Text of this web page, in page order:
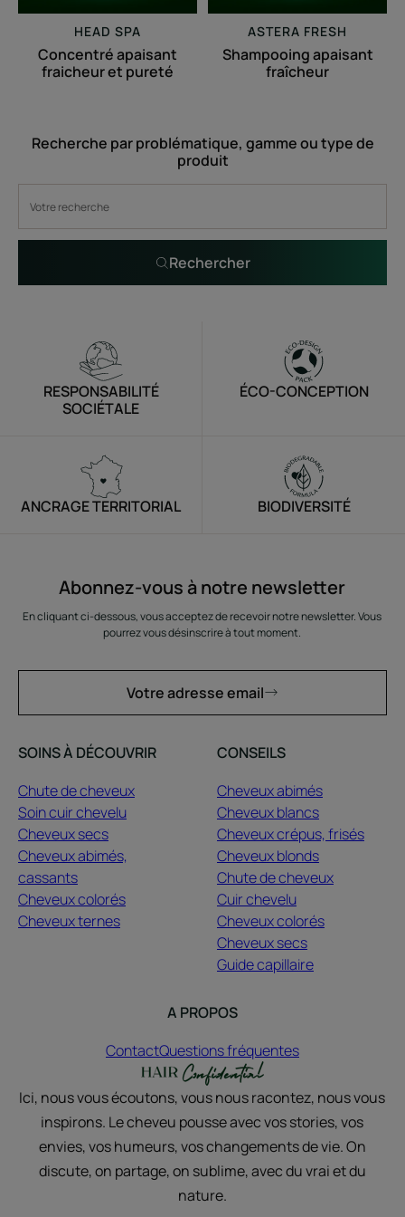
HEAD SPA
Concentré apaisant
fraicheur et pureté
ASTERA FRESH
Shampooing apaisant
fraîcheur
Recherche par problématique, gamme ou type de
produit
Rechercher
RESPONSABILITÉ
SOCIÉTALE
ÉCO-CONCEPTION
ANCRAGE TERRITORIAL BIODIVERSITÉ
Abonnez-vous à notre newsletter
En cliquant ci-dessous, vous acceptez de recevoir notre newsletter. Vous
pourrez vous désinscrire à tout moment.
Votre adresse email
SOINS À DÉCOUVRIR
Chute de cheveux
Soin cuir chevelu
Cheveux secs
Cheveux abimés,
cassants
Cheveux colorés
Cheveux ternes
CONSEILS
Cheveux abimés
Cheveux blancs
Cheveux crépus, frisés
Cheveux blonds
Chute de cheveux
Cuir chevelu
Cheveux colorés
Cheveux secs
Guide capillaire
A PROPOS
ContactQuestions fréquentes
Ici, nous vous écoutons, vous nous racontez, nous vous
inspirons. Le cheveu pousse avec vos stories, vos
envies, vos humeurs, vos changements de vie. On
discute, on partage, on sublime, avec du vrai et du
nature.